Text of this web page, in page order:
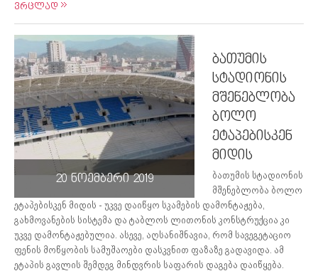
ვრცლად
20 ნოემბერი 2019
ბათუმის
სტადიონის
მშენებლობა
ბოლო
ეტაპებისკენ
მიდის
ბათუმის სტადიონის
მშენებლობა ბოლო
ეტაპებისკენ მიდის - უკვე დაიწყო სკამების დამონტაჟება,
გახმოვანების სისტემა და ტაბლოს ლითონის კონსტრუქცია კი
უკვე დამონტაჟებულია. ასევე, აღსანიშნავია, რომ სავეგეტაციო
ფენის მოწყობის სამუშაოები დასკვნით ფაზაზე გადავიდა. ამ
ეტაპის გავლის შემდეგ მინდვრის საფარის დაგება დაიწყება.